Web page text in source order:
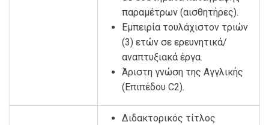
παραμέτρων (αισθητήρες).
Εμπειρία τουλάχιστον τριών
(3) ετών σε ερευνητικά/
αναπτυξιακά έργα.
Άριστη γνώση της Αγγλικής
(Επιπέδου C2).
Διδακτορικός τίτλος